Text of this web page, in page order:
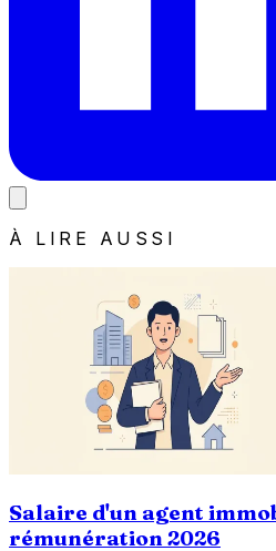
À LIRE AUSSI
Salaire d'un agent
rémunération 2026